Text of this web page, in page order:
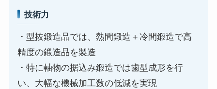
技術力
・型抜鍛造品では、熱間鍛造＋冷間鍛造で高
精度の鍛造品を製造
・特に軸物の据込み鍛造では歯型成形を行
い、大幅な機械加工数の低減を実現